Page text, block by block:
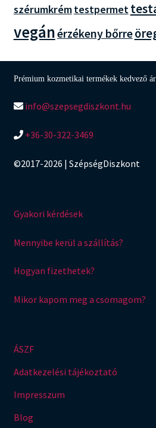
szérumkrémtestpermet
vegánérzékeny bőrre
Prémium kozmetikai termékek kedvező
info@szepsegdiszkont.hu
+36-30-322-3469
©2017-2026 | SzépségDiszkont
Gyakori kérdések
Mennyibe kerül a szállítás?
Hogyan fizethetek?
Mikor kapom meg a csomagom?
ÁSZF
Adatkezelési tájékoztató
Impresszum
Blog